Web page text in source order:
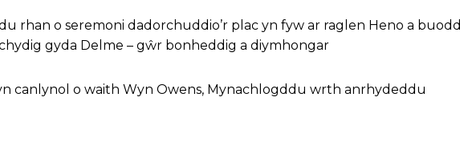
rhan o seremoni dadorchuddio’r plac yn fyw ar raglen Heno a buodd
gyda Delme – gŵr bonheddig a diymhongar
canlynol o waith Wyn Owens, Mynachlogddu wrth anrhydeddu